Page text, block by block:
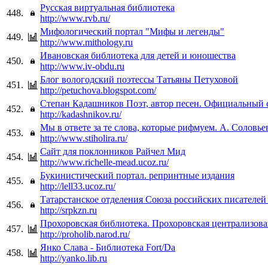
448.
Русская виртуальная библиотека
http://www.rvb.ru/
449.
Мифологический портал "Мифы и легенды"
http://www.mithology.ru
450.
Ивановская библиотека для детей и юношества
http://www.iv-obdu.ru
451.
Блог вологодский поэтессы Татьяны Петуховой
http://petuchova.blogspot.com/
452.
Степан Кадашников Поэт, автор песен. Официальный
http://kadashnikov.ru/
453.
Мы в ответе за те слова, которые рифмуем. А.
http://www.stiholira.ru/
454.
Сайт для поклонников Райчел Мид
http://www.richelle-mead.ucoz.ru/
455.
Букинистический портал. репринтные издания
http://lell33.ucoz.ru/
456.
Татарстанское отделения Союза российских
http://srpkzn.ru
457.
Прохоровская библиотека. Прохоровская
http://proholib.narod.ru/
458.
Янко Слава - Библиотека Fort/Da
http://yanko.lib.ru